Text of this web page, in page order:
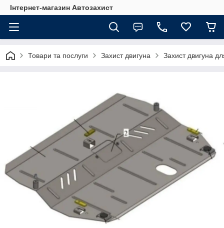
Інтернет-магазин Автозахист
Товари та послуги Захист двигуна Захист двигуна